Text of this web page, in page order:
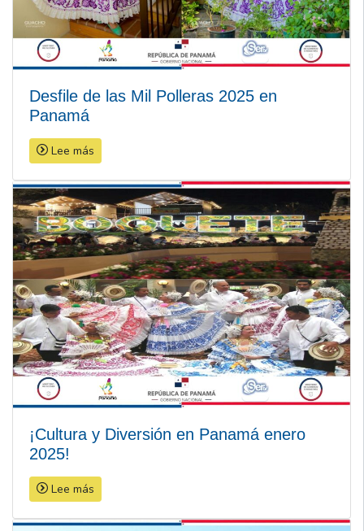
Desfile de las Mil Polleras 2025 en
Panamá
Lee más
¡Cultura y Diversión en Panamá enero
2025!
Lee más